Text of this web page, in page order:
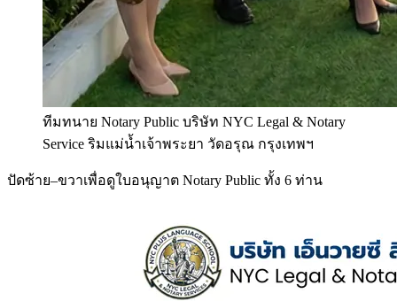
ทีมทนาย Notary Public บริษัท NYC Legal & Notary
Service ริมแม่น้ำเจ้าพระยา วัดอรุณ กรุงเทพฯ
ปัดซ้าย–ขวาเพื่อดูใบอนุญาต Notary Public ทั้ง 6 ท่าน